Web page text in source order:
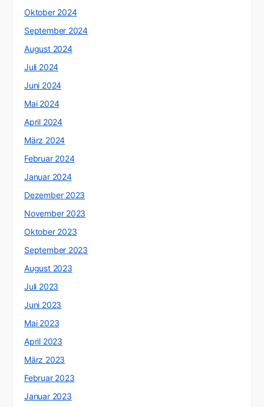
Oktober 2024
September 2024
August 2024
Juli 2024
Juni 2024
Mai 2024
April 2024
März 2024
Februar 2024
Januar 2024
Dezember 2023
November 2023
Oktober 2023
September 2023
August 2023
Juli 2023
Juni 2023
Mai 2023
April 2023
März 2023
Februar 2023
Januar 2023